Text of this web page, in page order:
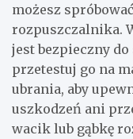
możesz
rozpuszczalnika.
jest bezpieczny
przetestuj go na
ubrania, aby
uszkodzeń ani
wacik lub gąbkę